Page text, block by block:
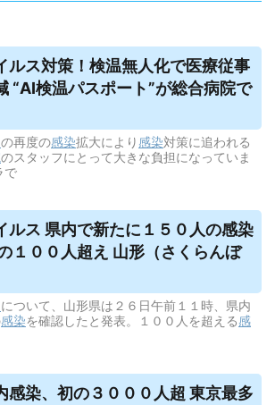
ルス対策！検温無人化で医療従事
“AI検温パスポート”が総合病院で
の再度の感染拡大により 感染対策に追われる
のスタッフにとって大きな負担になっていま
で
ルス 県内で新たに１５０人の感染
１００人超え 山形（さくらんぼ
について、山形県は２６日午前１１時、県内
感染を確認したと発表。１００人を超える感
感染、初の３０００人超 東京最多